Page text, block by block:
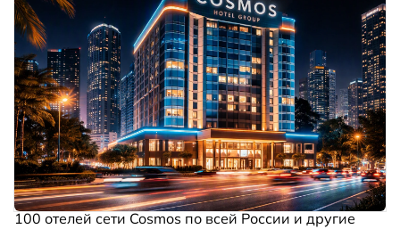
100 отелей сети Cosmos по всей России и другие